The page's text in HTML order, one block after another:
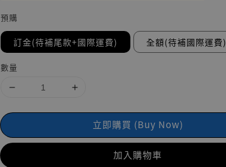
預購
訂金(待補尾款+國際運費) 全額(待補國際運費)
數量
立即購買 (Buy Now)
加入購物車